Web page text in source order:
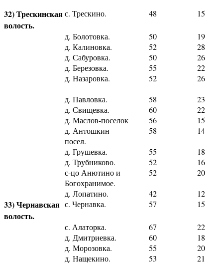
32) Трескинская
волость.
с. Трескино. 48 15
д. Болотовка. 50
19
д. Калиновка.
52
28
д. Сабуровка.
50
26
д. Березовка.
55
22
д. Назаровка.
52
26
д. Павловка.
58
23
д. Свищевка.
60
22
д. Маслов-поселок
56
15
д. Антошкин
посел.
58
14
д. Грушевка.
55
18
д. Трубниково.
52
16
с-цо Анютино и
Богохранимое.
52
20
д. Лопатино.
42 12
33) Чернавская
волость.
с. Чернавка. 57 15
с. Алаторка. 67
22
д. Дмитриевка.
60
18
д. Морозовка.
55
20
д. Нащекино.
53 21